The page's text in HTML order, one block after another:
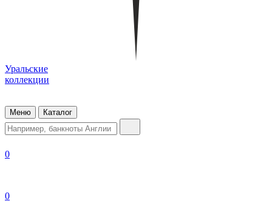
Уральские
коллекции
Меню Каталог
0
0